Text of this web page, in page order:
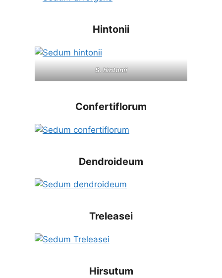
Hintonii
S. hintonii
Confertiflorum
Dendroideum
Treleasei
Hirsutum